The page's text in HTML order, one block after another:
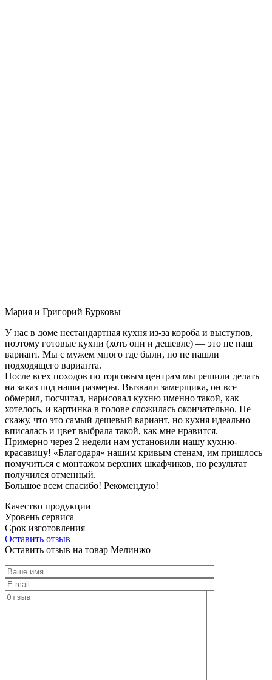
Мария и Григорий Бурковы
У нас в доме нестандартная кухня из-за короба и выступов,
поэтому готовые кухни (хоть они и дешевле) — это не наш
вариант. Мы с мужем много где были, но не нашли
подходящего варианта.
После всех походов по торговым центрам мы решили делать
на заказ под наши размеры. Вызвали замерщика, он все
обмерил, посчитал, нарисовал кухню именно такой, как
хотелось, и картинка в голове сложилась окончательно. Не
скажу, что это самый дешевый вариант, но кухня идеально
вписалась и цвет выбрала такой, как мне нравится.
Примерно через 2 недели нам установили нашу кухню-
красавицу! «Благодаря» нашим кривым стенам, им пришлось
помучиться с монтажом верхних шкафчиков, но результат
получился отменный.
Большое всем спасибо! Рекомендую!
Качество продукции
Уровень сервиса
Срок изготовления
Оставить отзыв
Оставить отзыв на товар Мелинжо